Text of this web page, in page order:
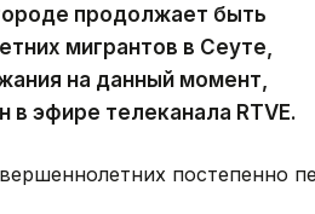
продолжает быть
мигрантов в Сеуте,
на данный момент,
в эфире телеканала RTVE.
постепенно